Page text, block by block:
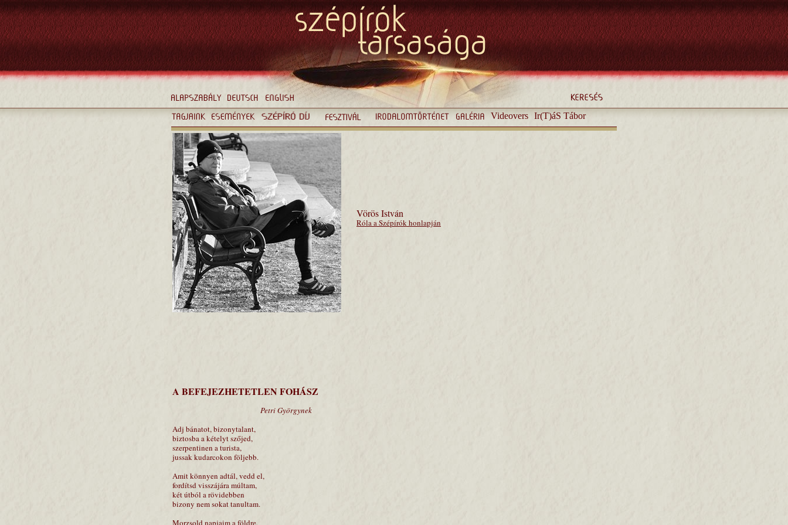
Videovers Ir(T)áS Tábor
Vörös István
Róla a Szépírók honlapján
A BEFEJEZHETETLEN FOHÁSZ
Petri Györgynek
Adj bánatot, bizonytalant,
biztosba a kételyt szőjed,
szerpentinen a turista,
jussak kudarcokon följebb.
Amit könnyen adtál, vedd el,
fordítsd visszájára múltam,
két útból a rövidebben
bizony nem sokat tanultam.
Morzsold napjaim a földre,